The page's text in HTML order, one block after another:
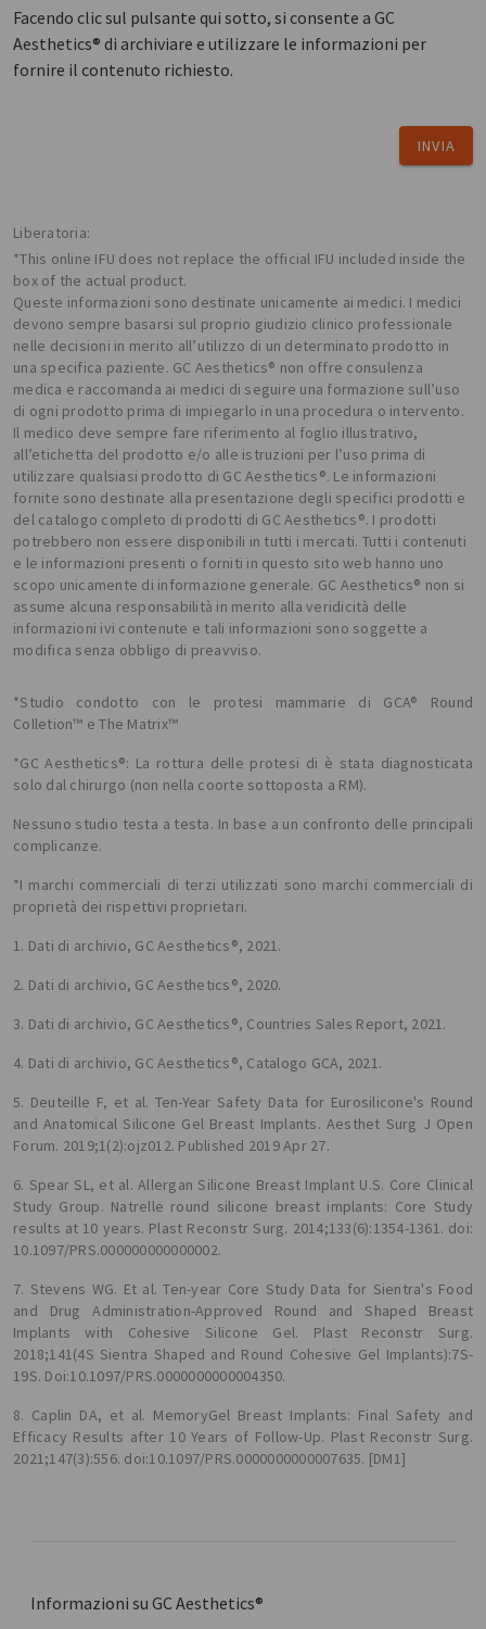
Facendo clic sul pulsante qui sotto, si consente a GC
Aesthetics® di archiviare e utilizzare le informazioni per
fornire il contenuto richiesto.
INVIA
Liberatoria:
*This online IFU does not replace the official IFU included inside the
box of the actual product.
Queste informazioni sono destinate unicamente ai medici. I medici
devono sempre basarsi sul proprio giudizio clinico professionale
nelle decisioni in merito all’utilizzo di un determinato prodotto in
una specifica paziente. GC Aesthetics® non offre consulenza
medica e raccomanda ai medici di seguire una formazione sull’uso
di ogni prodotto prima di impiegarlo in una procedura o intervento.
Il medico deve sempre fare riferimento al foglio illustrativo,
all’etichetta del prodotto e/o alle istruzioni per l’uso prima di
utilizzare qualsiasi prodotto di GC Aesthetics®. Le informazioni
fornite sono destinate alla presentazione degli specifici prodotti e
del catalogo completo di prodotti di GC Aesthetics®. I prodotti
potrebbero non essere disponibili in tutti i mercati. Tutti i contenuti
e le informazioni presenti o forniti in questo sito web hanno uno
scopo unicamente di informazione generale. GC Aesthetics® non si
assume alcuna responsabilità in merito alla veridicità delle
informazioni ivi contenute e tali informazioni sono soggette a
modifica senza obbligo di preavviso.
*Studio condotto con le protesi mammarie di GCA® Round
Colletion™ e The Matrix™
*GC Aesthetics®: La rottura delle protesi di è stata diagnosticata
solo dal chirurgo (non nella coorte sottoposta a RM).
Nessuno studio testa a testa. In base a un confronto delle principali
complicanze.
*I marchi commerciali di terzi utilizzati sono marchi commerciali di
proprietà dei rispettivi proprietari.
1. Dati di archivio, GC Aesthetics®, 2021.
2. Dati di archivio, GC Aesthetics®, 2020.
3. Dati di archivio, GC Aesthetics®, Countries Sales Report, 2021.
4. Dati di archivio, GC Aesthetics®, Catalogo GCA, 2021.
5. Deuteille F, et al. Ten-Year Safety Data for Eurosilicone's Round
and Anatomical Silicone Gel Breast Implants. Aesthet Surg J Open
Forum. 2019;1(2):ojz012. Published 2019 Apr 27.
6. Spear SL, et al. Allergan Silicone Breast Implant U.S. Core Clinical
Study Group. Natrelle round silicone breast implants: Core Study
results at 10 years. Plast Reconstr Surg. 2014;133(6):1354-1361. doi:
10.1097/PRS.000000000000002.
7. Stevens WG. Et al. Ten-year Core Study Data for Sientra's Food
and Drug Administration-Approved Round and Shaped Breast
Implants with Cohesive Silicone Gel. Plast Reconstr Surg.
2018;141(4S Sientra Shaped and Round Cohesive Gel Implants):7S-
19S. Doi:10.1097/PRS.0000000000004350.
8. Caplin DA, et al. MemoryGel Breast Implants: Final Safety and
Efficacy Results after 10 Years of Follow-Up. Plast Reconstr Surg.
2021;147(3):556. doi:10.1097/PRS.0000000000007635. [DM1]
Informazioni su GC Aesthetics®